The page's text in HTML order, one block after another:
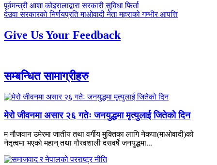
पछिल्लाे
-
पूर्वमन्त्री आशा कोइरालाद्वारा सरकारी सुविधा फिर्ता
अघिल्लाे
देउवा सरकारको निर्णयप्रति माओवादी नेता महराको गम्भीर आपत्ति
Give Us Your Feedback
सम्बन्धित सामाग्रीहरु
मेरो जीवनमा असार २६ गतेः जनयुद्धमा मृत्युलाई जितेको दिन
म नौजवान उमेरमा जातीय तथा वर्गीय मुक्तिका लागि नेकपा(माओवादी)को
नेतृत्वमा भएको महान् तथा गौरवशाली दसवर्षे जनयुद्धमा...